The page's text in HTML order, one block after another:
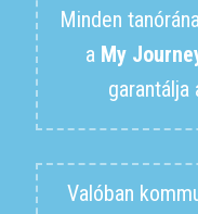
Minden
a My
Valóban